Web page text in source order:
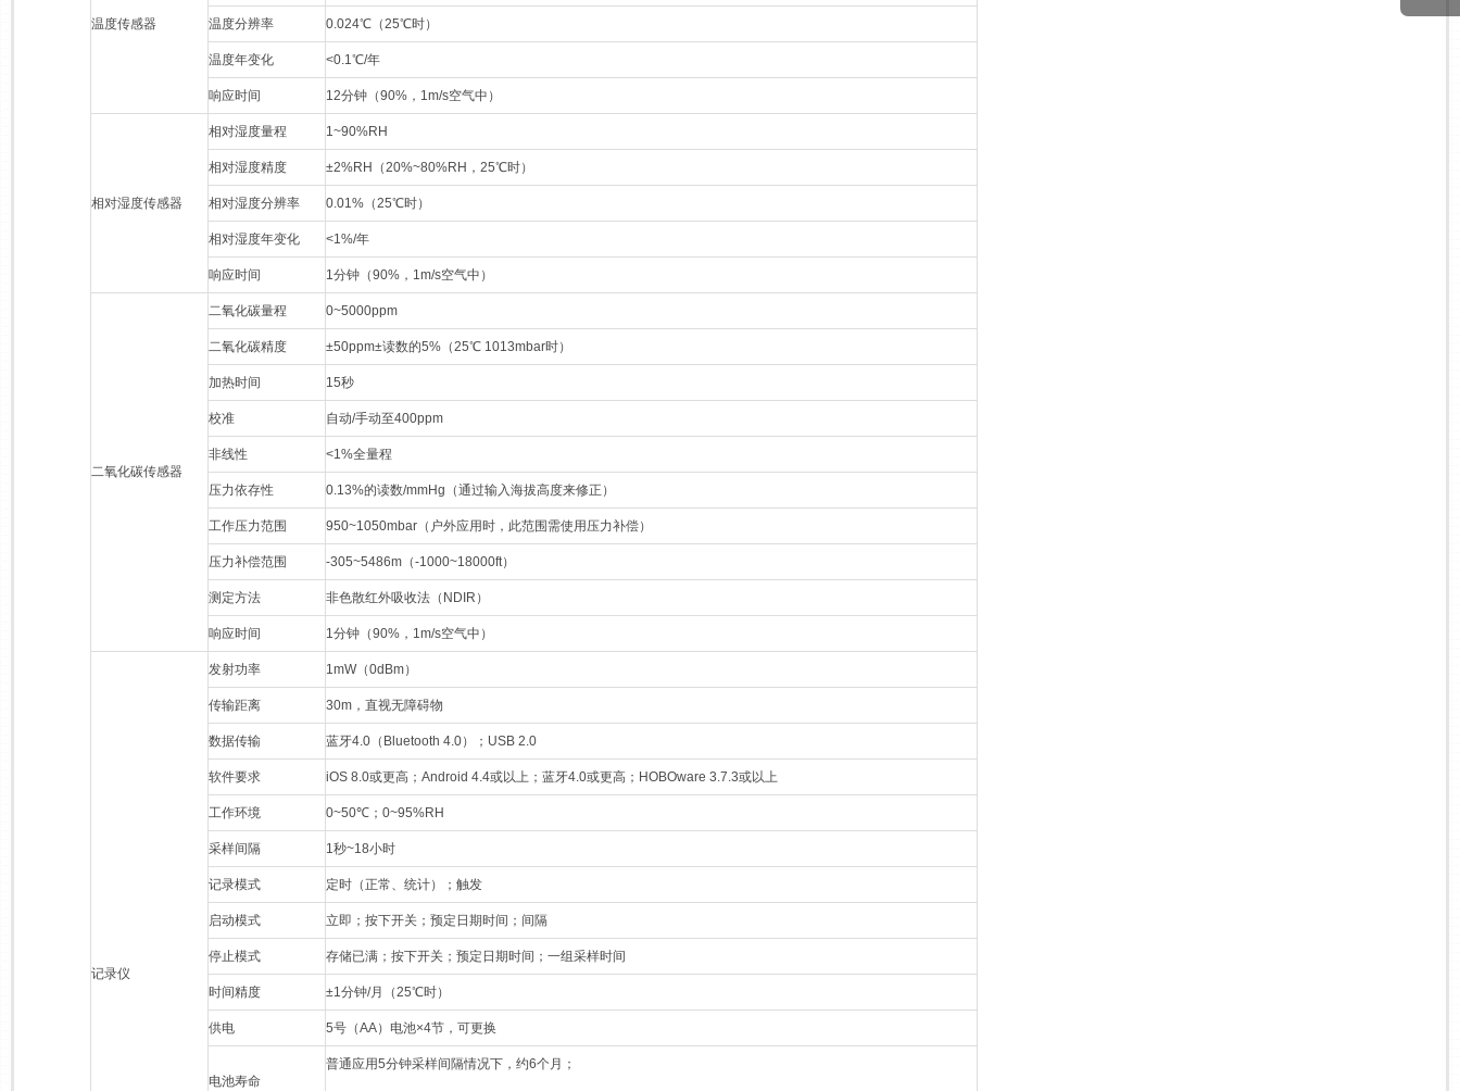
温度传感器 温度分辨率 0.024℃（25℃时）
温度年变化 <0.1℃/年
响应时间 12分钟（90%，1m/s空气中）
相对湿度传感器
相对湿度量程 1~90%RH
相对湿度精度 ±2%RH（20%~80%RH，25℃时）
相对湿度分辨率 0.01%（25℃时）
相对湿度年变化 <1%/年
响应时间 1分钟（90%，1m/s空气中）
二氧化碳传感器
二氧化碳量程 0~5000ppm
二氧化碳精度 ±50ppm±读数的5%（25℃ 1013mbar时）
加热时间 15秒
校准 自动/手动至400ppm
非线性 <1%全量程
压力依存性 0.13%的读数/mmHg（通过输入海拔高度来修正）
工作压力范围 950~1050mbar（户外应用时，此范围需使用压力补偿）
压力补偿范围 -305~5486m（-1000~18000ft）
测定方法 非色散红外吸收法（NDIR）
响应时间 1分钟（90%，1m/s空气中）
记录仪
发射功率 1mW（0dBm）
传输距离 30m，直视无障碍物
数据传输 蓝牙4.0（Bluetooth 4.0）；USB 2.0
软件要求 iOS 8.0或更高；Android 4.4或以上；蓝牙4.0或更高；HOBOware 3.7.3或以上
工作环境 0~50℃；0~95%RH
采样间隔 1秒~18小时
记录模式 定时（正常、统计）；触发
启动模式 立即；按下开关；预定日期时间；间隔
停止模式 存储已满；按下开关；预定日期时间；一组采样时间
时间精度 ±1分钟/月（25℃时）
供电 5号（AA）电池×4节，可更换
电池寿命
普通应用5分钟采样间隔情况下，约6个月；